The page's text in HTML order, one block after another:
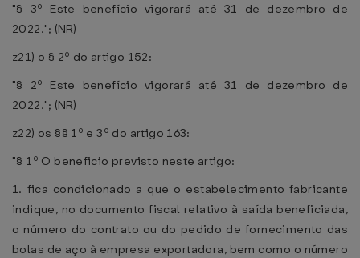
"§ 3º Este benefício vigorará até 31 de dezembro de
2022."; (NR)
z21) o § 2º do artigo 152:
"§ 2º Este benefício vigorará até 31 de dezembro de
2022."; (NR)
z22) os §§ 1º e 3º do artigo 163:
"§ 1º O beneficio previsto neste artigo:
1. fica condicionado a que o estabelecimento fabricante
indique, no documento fiscal relativo à saída beneficiada,
o número do contrato ou do pedido de fornecimento das
bolas de aço à empresa exportadora, bem como o número